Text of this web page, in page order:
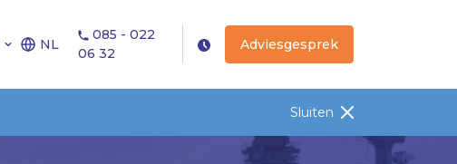
NL
085 - 022
06 32
Adviesgesprek
Sluiten